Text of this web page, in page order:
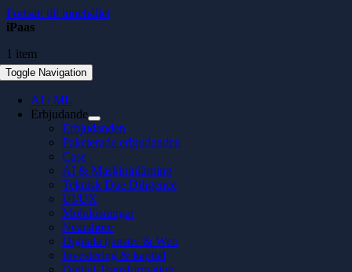
Fortsätt till innehållet
Toggle Navigation
AI / ML
Erbjudande
Erbjudanden
Paketerade erbjudanden
Case
AI & Maskininlärning
Teknisk Due Diligence
UI/UX
Molnlösningar
Nearshore
Digitala tjänster & Web
Investering & kapital
Digital Transformation
iPaas
1 item